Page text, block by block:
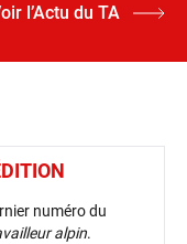
l’Actu du TA
numéro du
alpin.